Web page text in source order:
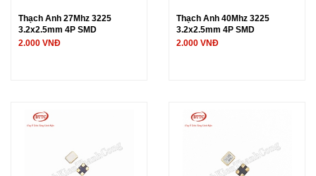
Thạch Anh 27Mhz 3225
3.2x2.5mm 4P SMD
2.000 VNĐ
Thạch Anh 40Mhz 3225
3.2x2.5mm 4P SMD
2.000 VNĐ